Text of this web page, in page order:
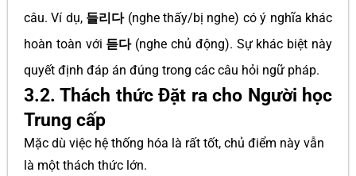
câu. Ví dụ, 들리다(nghe thấy/bị nghe) có ý nghĩa khác
hoàn toàn với 듣다(nghe chủ động). Sự khác biệt này
quyết định đáp án đúng trong các câu hỏi ngữ pháp.
3.2. Thách thức Đặt ra cho Người học
Trung cấp
Mặc dù việc hệ thống hóa là rất tốt, chủ điểm này vẫn
là một thách thức lớn.